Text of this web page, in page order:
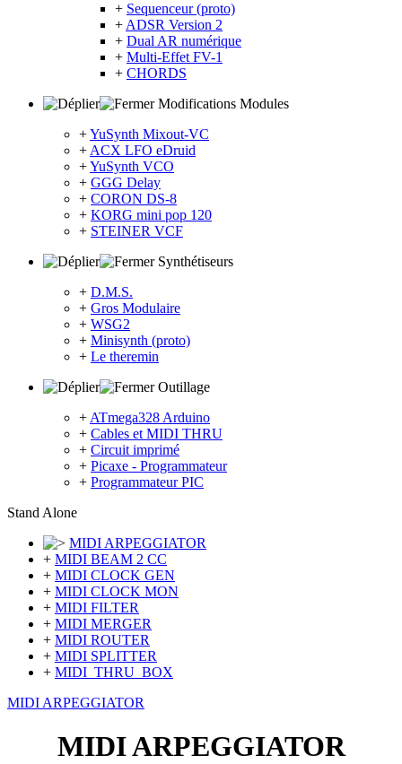
+ Sequenceur (proto)
+ ADSR Version 2
+ Dual AR numérique
+ Multi-Effet FV-1
+ CHORDS
Modifications Modules
+YuSynth Mixout-VC
+ ACX LFO eDruid
+YuSynth VCO
+ GGG Delay
+ CORON DS-8
+ KORG mini pop 120
+ STEINER VCF
Synthétiseurs
+ D.M.S.
+ Gros Modulaire
+ WSG2
+ Minisynth (proto)
+ Le theremin
Outillage
+ ATmega328 Arduino
+ Cables et MIDI THRU
+ Circuit imprimé
+ Picaxe - Programmateur
+ Programmateur PIC
Stand Alone
MIDI ARPEGGIATOR
+ MIDI BEAM 2 CC
+ MIDI CLOCK GEN
+ MIDI CLOCK MON
+ MIDI FILTER
+ MIDI MERGER
+ MIDI ROUTER
+ MIDI SPLITTER
+ MIDI_THRU_BOX
MIDI ARPEGGIATOR
MIDI ARPEGGIATOR